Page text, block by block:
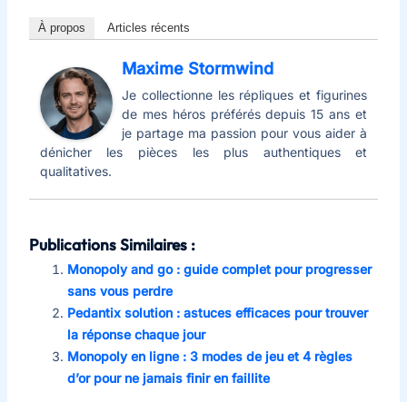
À propos Articles récents
Maxime Stormwind
Je collectionne les répliques et figurines
de mes héros préférés depuis 15 ans et
je partage ma passion pour vous aider à
dénicher les pièces les plus authentiques et
qualitatives.
Publications Similaires :
Monopoly and go : guide complet pour progresser
sans vous perdre
Pedantix solution : astuces efficaces pour trouver
la réponse chaque jour
Monopoly en ligne : 3 modes de jeu et 4 règles
d’or pour ne jamais finir en faillite